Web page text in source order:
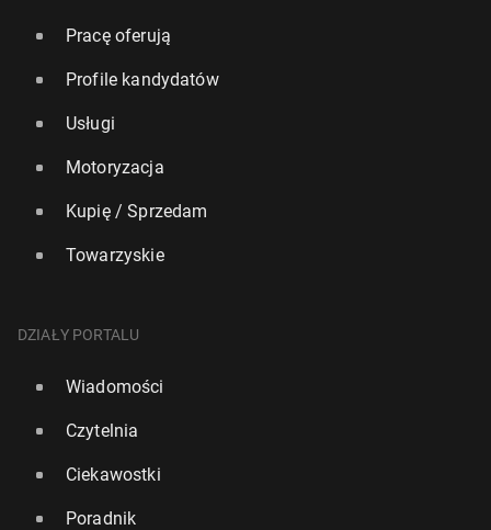
Pracę oferują
Profile kandydatów
Usługi
Motoryzacja
Kupię / Sprzedam
Towarzyskie
DZIAŁY PORTALU
Wiadomości
Czytelnia
Ciekawostki
Poradnik